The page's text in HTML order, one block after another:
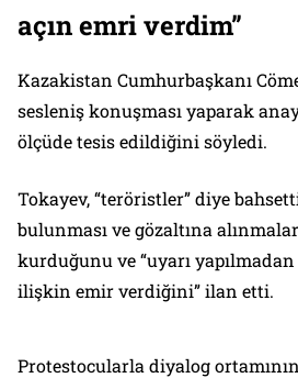
açın emri verdim”
Kazakistan Cumhurbaşkanı
sesleniş konuşması yaparak
ölçüde tesis edildiğini söyledi.
Tokayev, “teröristler” diye
bulunması ve gözaltına
kurduğunu ve “uyarı yapılmadan
ilişkin emir verdiğini” ilan etti.
Protestocularla diyalog